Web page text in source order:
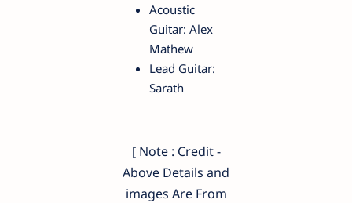
Acoustic
Guitar: Alex
Mathew
Lead Guitar:
Sarath
[ Note : Credit -
Above Details and
images Are From